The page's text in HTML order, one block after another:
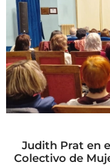
Judith Prat en
Colectivo de